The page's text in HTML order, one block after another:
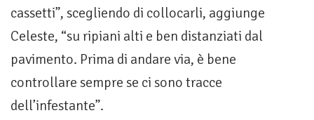
cassetti”, scegliendo di collocarli, aggiunge
Celeste, “su ripiani alti e ben distanziati dal
pavimento. Prima di andare via, è bene
controllare sempre se ci sono tracce
dell’infestante”.